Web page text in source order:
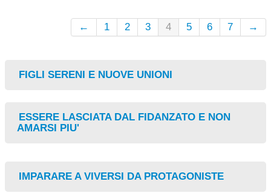
PSICOLOGO DI BASE
ARTICOLI
← 1 2 3 4 5 6 7 →
FIGLI SERENI E NUOVE UNIONI
ESSERE LASCIATA DAL FIDANZATO E NON
AMARSI PIU'
IMPARARE A VIVERSI DA PROTAGONISTE